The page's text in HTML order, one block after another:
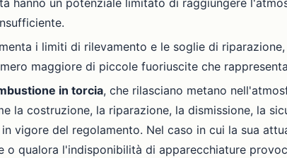
i limiti di rilevamento e le soglie di
maggiore di piccole fuoriuscite che
in torcia, che rilasciano metano
la costruzione, la riparazione, la dismissione, la
vigore del regolamento. Nel caso in cui la sua
o qualora l'indisponibilità di apparecchiature